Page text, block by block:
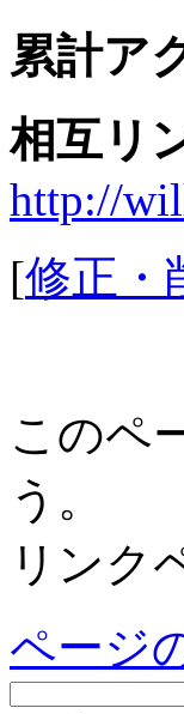
累計ア
相互リ
http://
[修正・
このペ
う。
リンク
ページ